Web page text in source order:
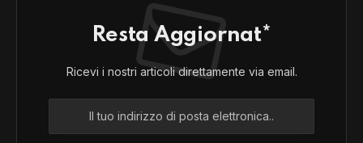
Resta Aggiornat*
Ricevi i nostri articoli direttamente via email.